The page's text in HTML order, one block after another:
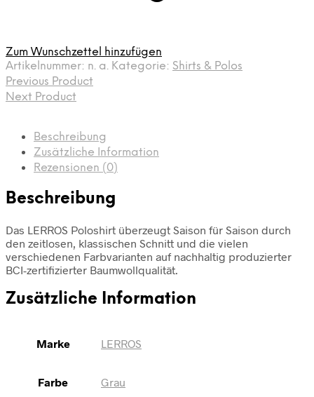
Zum Wunschzettel hinzufügen
Artikelnummer: n. a. Kategorie: Shirts & Polos
Previous Product
Next Product
Beschreibung
Zusätzliche Information
Rezensionen (0)
Beschreibung
Das LERROS Poloshirt überzeugt Saison für Saison durch
den zeitlosen, klassischen Schnitt und die vielen
verschiedenen Farbvarianten auf nachhaltig produzierter
BCI-zertifizierter Baumwollqualität.
Zusätzliche Information
Marke LERROS
Farbe Grau